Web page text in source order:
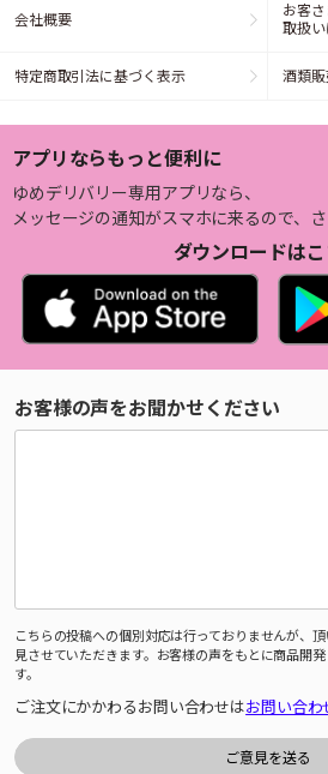
会社概要
お客
取扱い
特定商取引法に基づく表示 酒類
アプリならもっと便利に
ゆめデリバリー専用アプリなら、
メッセージの通知がスマホに来るので、さ
ダウンロードはこ
お客様の声をお聞かせください
こちらの投稿への個別対応は行っておりませんが、
見させていただきます。お客様の声をもとに商品開
す。
ご注文にかかわるお問い合わせはお問い合わ